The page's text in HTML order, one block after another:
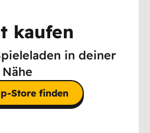
kaufen
in deiner
Nähe
Store finden